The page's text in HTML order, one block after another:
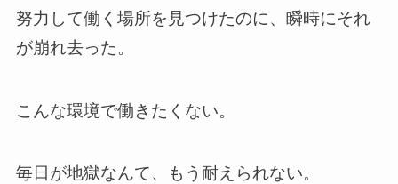
努力して働く場所を見つけたのに、瞬時にそれ
が崩れ去った。
こんな環境で働きたくない。
毎日が地獄なんて、もう耐えられない。